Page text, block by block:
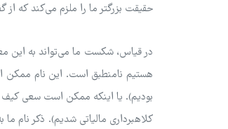
حقیقت بزرگتر ما را ملزم می‌کند که
در قیاس، شکست ما می‌تواند به این
هستیم نامنطبق است. این نام ممکن
بودیم). یا اینکه ممکن است سعی کیف
کلاهبرداری مالیاتی شدیم). ذکر نام